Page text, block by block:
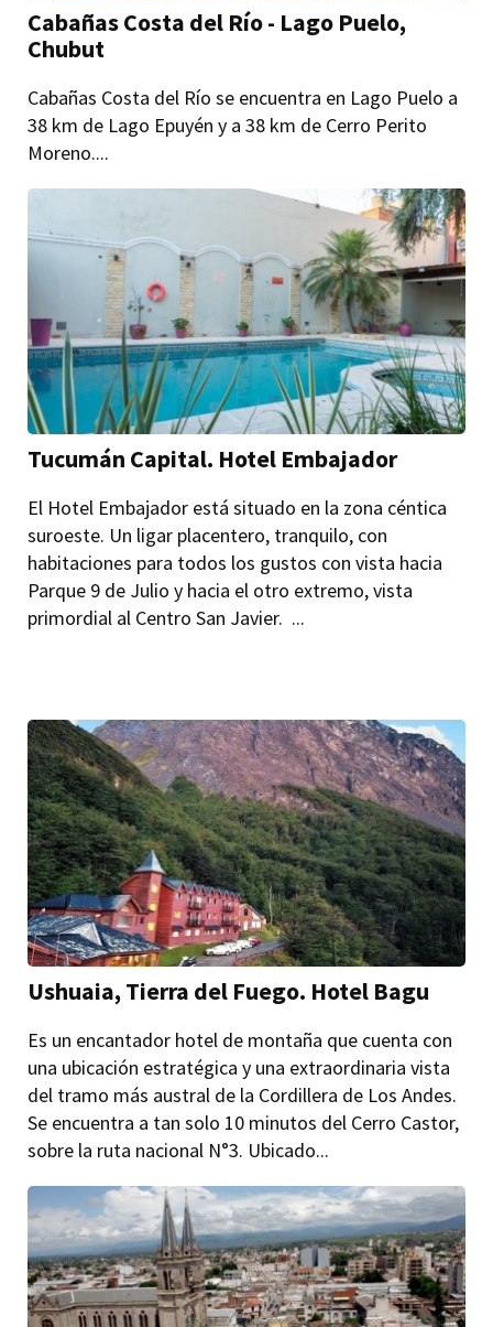
Cabañas Costa del Río - Lago Puelo,
Chubut
Cabañas Costa del Río se encuentra en Lago Puelo a
38 km de Lago Epuyén y a 38 km de Cerro Perito
Moreno....
Tucumán Capital. Hotel Embajador
El Hotel Embajador está situado en la zona céntica
suroeste. Un ligar placentero, tranquilo, con
habitaciones para todos los gustos con vista hacia
Parque 9 de Julio y hacia el otro extremo, vista
primordial al Centro San Javier. ...
Ushuaia, Tierra del Fuego. Hotel Bagu
Es un encantador hotel de montaña que cuenta con
una ubicación estratégica y una extraordinaria vista
del tramo más austral de la Cordillera de Los Andes.
Se encuentra a tan solo 10 minutos del Cerro Castor,
sobre la ruta nacional N°3. Ubicado...